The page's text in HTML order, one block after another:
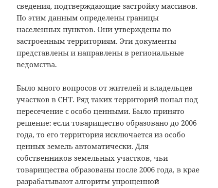
сведения, подтверждающие застройку массивов.
По этим данным определены границы
населенных пунктов. Они утверждены по
застроенным территориям. Эти документы
представлены и направлены в региональные
ведомства.
Было много вопросов от жителей и владельцев
участков в СНТ. Ряд таких территорий попал под
пересечение с особо ценными. Было принято
решение: если товарищество образовано до 2006
года, то его территория исключается из особо
ценных земель автоматически. Для
собственников земельных участков, чьи
товарищества образованы после 2006 года, в крае
разрабатывают алгоритм упрощенной